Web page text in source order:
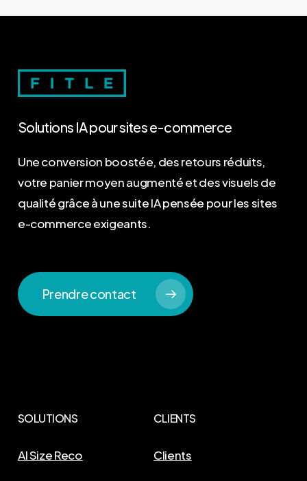
Solutions IApoursitese-commerce
Une conversion boostée, des retours réduits,
votre panier moyen augmenté et des visuels de
qualité grâce à une suite IA pensée pour les sites
e-commerce exigeants.
Prendre contact
SOLUTIONS
AI Size Reco
CLIENTS
Clients